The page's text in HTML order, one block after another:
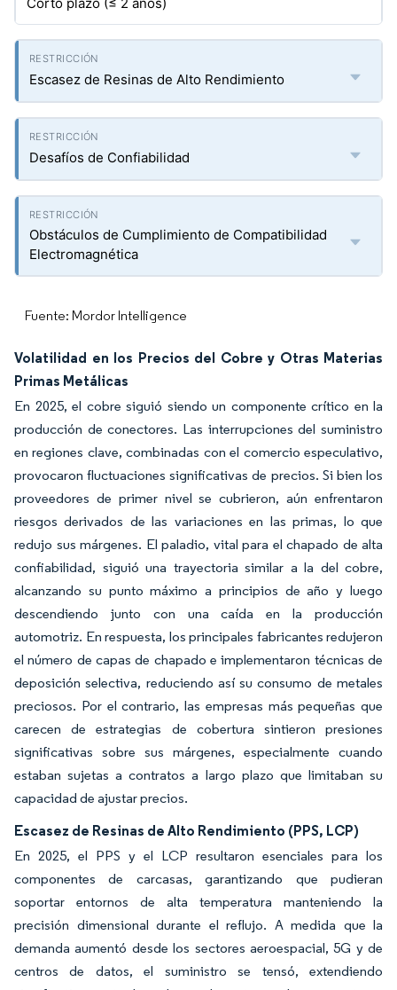
Escasez de Resinas de Alto Rendimiento
Desafíos de Confiabilidad
Obstáculos de Cumplimiento de Compatibilidad
Electromagnética
Fuente: Mordor Intelligence
Volatilidad en los Precios del Cobre y Otras Materias
Primas Metálicas
En 2025, el cobre siguió siendo un componente crítico en la
producción de conectores. Las interrupciones del suministro
en regiones clave, combinadas con el comercio especulativo,
provocaron fluctuaciones significativas de precios. Si bien los
proveedores de primer nivel se cubrieron, aún enfrentaron
riesgos derivados de las variaciones en las primas, lo que
redujo sus márgenes. El paladio, vital para el chapado de alta
confiabilidad, siguió una trayectoria similar a la del cobre,
alcanzando su punto máximo a principios de año y luego
descendiendo junto con una caída en la producción
automotriz. En respuesta, los principales fabricantes redujeron
el número de capas de chapado e implementaron técnicas de
deposición selectiva, reduciendo así su consumo de metales
preciosos. Por el contrario, las empresas más pequeñas que
carecen de estrategias de cobertura sintieron presiones
significativas sobre sus márgenes, especialmente cuando
estaban sujetas a contratos a largo plazo que limitaban su
capacidad de ajustar precios.
Escasez de Resinas de Alto Rendimiento (PPS, LCP)
En 2025, el PPS y el LCP resultaron esenciales para los
componentes de carcasas, garantizando que pudieran
soportar entornos de alta temperatura manteniendo la
precisión dimensional durante el reflujo. A medida que la
demanda aumentó desde los sectores aeroespacial, 5G y de
centros de datos, el suministro se tensó, extendiendo